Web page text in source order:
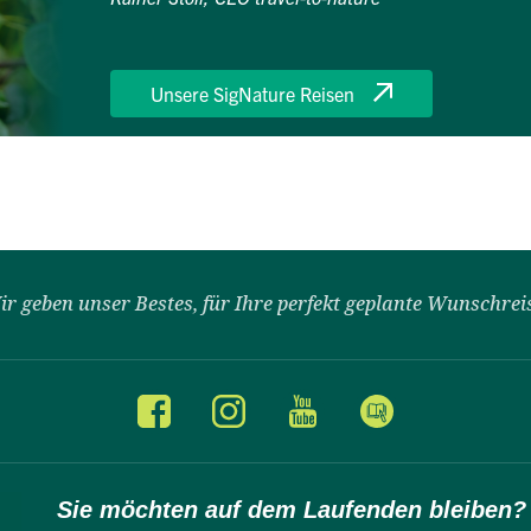
Unsere SigNature Reisen
geben unser Bestes, für Ihre perfekt geplante
Sie möchten auf dem Laufenden bleiben?